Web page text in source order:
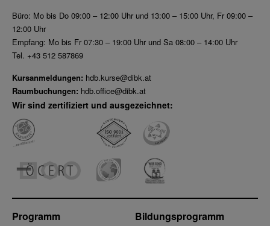
Büro: Mo bis Do 09:00 – 12:00 Uhr und 13:00 – 15:00 Uhr, Fr 09:00 –
12:00 Uhr
Empfang: Mo bis Fr 07:30 – 19:00 Uhr und Sa 08:00 – 14:00 Uhr
Tel. +43 512 587869
Kursanmeldungen: hdb.kurse@dibk.at
Raumbuchungen: hdb.office@dibk.at
Wir sind zertifiziert und ausgezeichnet:
Programm Bildungsprogramm